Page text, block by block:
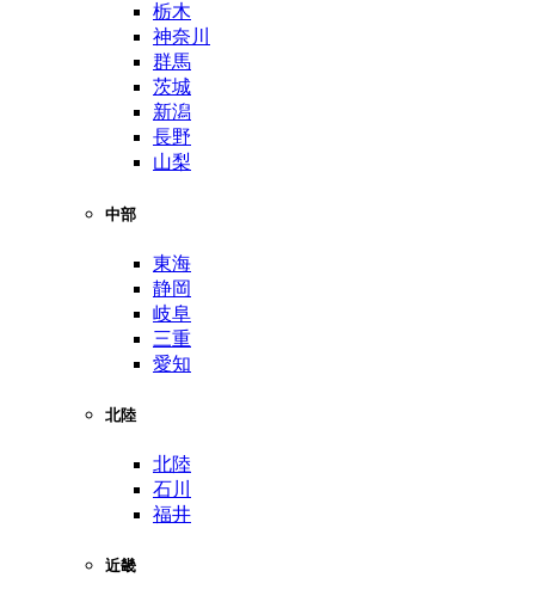
栃木
神奈川
群馬
茨城
新潟
長野
山梨
中部
東海
静岡
岐阜
三重
愛知
北陸
北陸
石川
福井
近畿